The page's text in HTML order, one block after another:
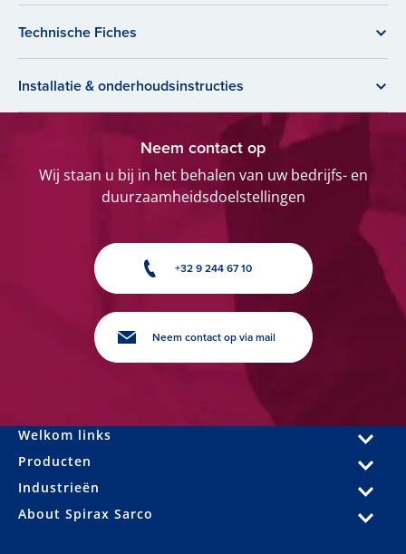
Technische Fiches
Installatie & onderhoudsinstructies
Neem contact op
Wij staan u bij in het behalen van uw bedrijfs- en
duurzaamheidsdoelstellingen
+32 9 244 67 10
Neem contact op via mail
Welkom links
Producten
Industrieën
About Spirax Sarco